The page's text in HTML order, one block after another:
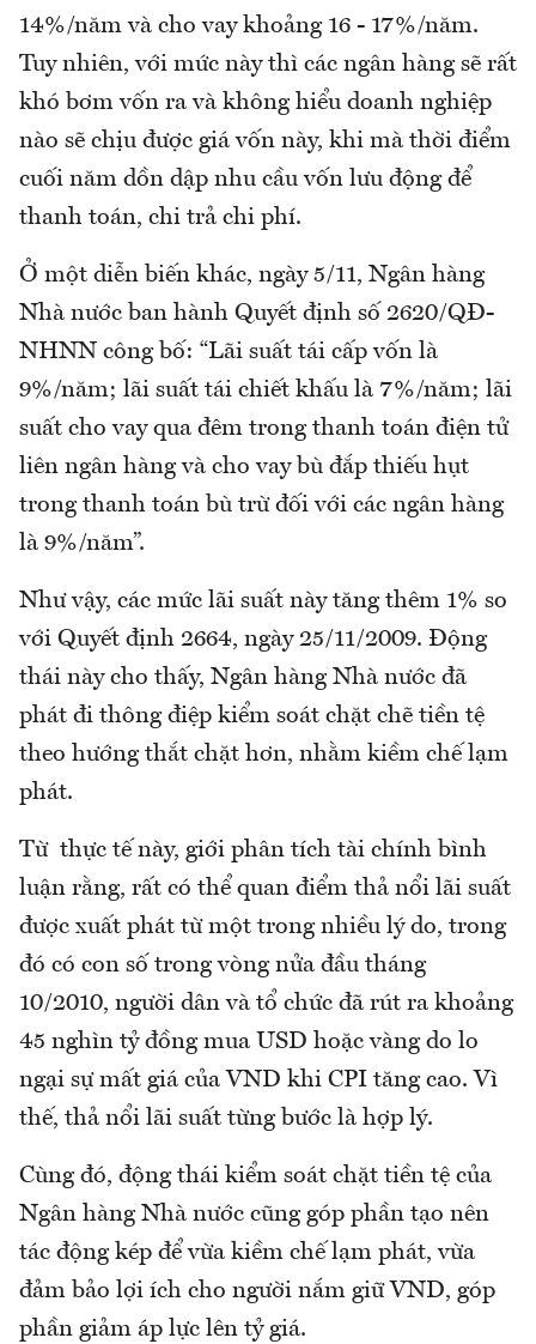
14%/năm và cho vay khoảng 16 - 17%/năm.
Tuy nhiên, với mức này thì các ngân hàng sẽ rất
khó bơm vốn ra và không hiểu doanh nghiệp
nào sẽ chịu được giá vốn này, khi mà thời điểm
cuối năm dồn dập nhu cầu vốn lưu động để
thanh toán, chi trả chi phí.
Ở một diễn biến khác, ngày 5/11, Ngân hàng
Nhà nước ban hành Quyết định số 2620/QĐ-
NHNN công bố: “Lãi suất tái cấp vốn là
9%/năm; lãi suất tái chiết khấu là 7%/năm; lãi
suất cho vay qua đêm trong thanh toán điện tử
liên ngân hàng và cho vay bù đắp thiếu hụt
trong thanh toán bù trừ đối với các ngân hàng
là 9%/năm”.
Như vậy, các mức lãi suất này tăng thêm 1% so
với Quyết định 2664, ngày 25/11/2009. Động
thái này cho thấy, Ngân hàng Nhà nước đã
phát đi thông điệp kiểm soát chặt chẽ tiền tệ
theo hướng thắt chặt hơn, nhằm kiềm chế lạm
phát.
Từ thực tế này, giới phân tích tài chính bình
luận rằng, rất có thể quan điểm thả nổi lãi suất
được xuất phát từ một trong nhiều lý do, trong
đó có con số trong vòng nửa đầu tháng
10/2010, người dân và tổ chức đã rút ra khoảng
45 nghìn tỷ đồng mua USD hoặc vàng do lo
ngại sự mất giá của VND khi CPI tăng cao. Vì
thế, thả nổi lãi suất từng bước là hợp lý.
Cùng đó, động thái kiểm soát chặt tiền tệ của
Ngân hàng Nhà nước cũng góp phần tạo nên
tác động kép để vừa kiềm chế lạm phát, vừa
đảm bảo lợi ích cho người nắm giữ VND, góp
phần giảm áp lực lên tỷ giá.